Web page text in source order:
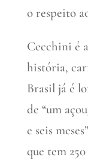
o respeito
Cecchini é
história,
Brasil já é
de “um
e seis
que tem